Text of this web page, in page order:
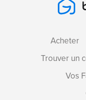
Acheter
Trouver un
Vos